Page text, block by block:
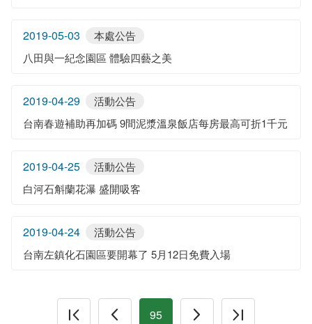
2019-05-03
本處公告
八田與一紀念園區 體驗四藝之美
2019-04-29
活動公告
台南春遊補助再加碼 9間泥漿溫泉飯店每房最高可折1千元
2019-04-25
活動公告
白河石斛蘭花瀑 盛開吸客
2019-04-24
活動公告
台南左鎮化石園區要開幕了 5月12日免費入場
95